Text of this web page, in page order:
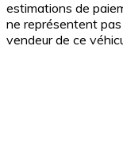
estimations de
ne représentent
vendeur de ce